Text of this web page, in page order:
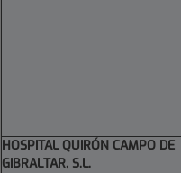
HOSPITAL QUIRÓN CAMPO DE
GIBRALTAR, S.L.